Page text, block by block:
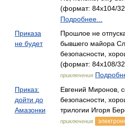
(формат: 84x104/
Подробнее...
Приказа
не будет
Прошлое не
бывшего майора
безопасности,
(формат: 84x108/
приключения
Приказ:
дойти до
Амазонки
Евгений Миронов,
безопасности,
трилогии Игоря
приключения